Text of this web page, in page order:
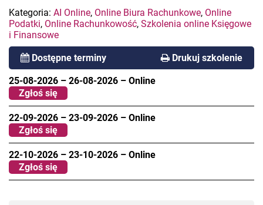
Kategoria: AI Online, Online Biura Rachunkowe, Online
Podatki, Online Rachunkowość, Szkolenia online Księgowe
i Finansowe
Dostępne terminy Drukuj szkolenie
25-08-2026 – 26-08-2026 – Online
Zgłoś się
22-09-2026 – 23-09-2026 – Online
Zgłoś się
22-10-2026 – 23-10-2026 – Online
Zgłoś się